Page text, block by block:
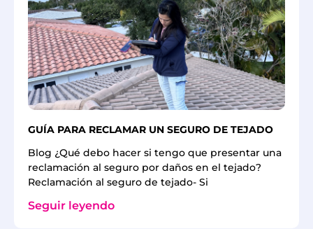
GUÍA PARA RECLAMAR UN SEGURO DE TEJADO
Blog ¿Qué debo hacer si tengo que presentar una
reclamación al seguro por daños en el tejado?
Reclamación al seguro de tejado- Si
Seguir leyendo